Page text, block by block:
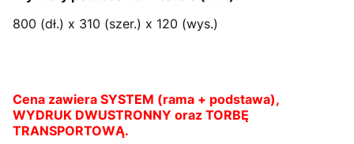
800 (dł.) x 310 (szer.) x 120 (wys.)
Cena zawiera SYSTEM (rama + podstawa),
WYDRUK DWUSTRONNY oraz TORBĘ
TRANSPORTOWĄ.